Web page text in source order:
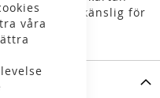
våra
kartan är okänslig för